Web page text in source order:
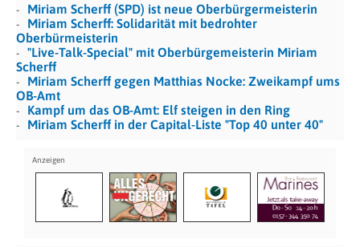
Miriam Scherff (SPD) ist neue Oberbürgermeisterin
Miriam Scherff: Solidarität mit bedrohter
Oberbürmeisterin
"Live-Talk-Special" mit Oberbürgemeisterin Miriam
Scherff
Miriam Scherff gegen Matthias Nocke: Zweikampf ums
OB-Amt
Kampf um das OB-Amt: Elf steigen in den Ring
Miriam Scherff in der Capital-Liste "Top 40 unter 40"